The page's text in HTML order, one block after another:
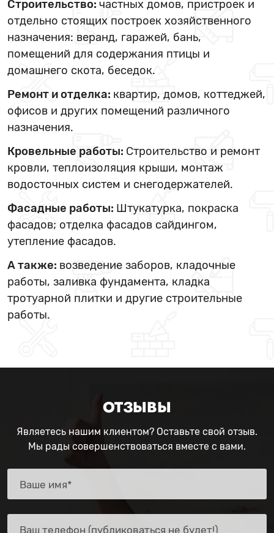
Строительство: частных домов, пристроек и
отдельно стоящих построек хозяйственного
назначения: веранд, гаражей, бань,
помещений для содержания птицы и
домашнего скота, беседок.
Ремонт и отделка: квартир, домов, коттеджей,
офисов и других помещений различного
назначения.
Кровельные работы: Строительство и ремонт
кровли, теплоизоляция крыши, монтаж
водосточных систем и снегодержателей.
Фасадные работы: Штукатурка, покраска
фасадов; отделка фасадов сайдингом,
утепление фасадов.
А также: возведение заборов, кладочные
работы, заливка фундамента, кладка
тротуарной плитки и другие строительные
работы.
ОТЗЫВЫ
Являетесь нашим клиентом? Оставьте свой отзыв.
Мы рады совершенствоваться вместе с вами.